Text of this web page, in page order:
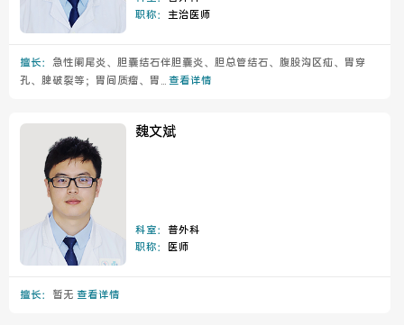
职称：主治医师
擅长： 急性阑尾炎、胆囊结石伴胆囊炎、胆总管结石、腹股沟区疝、胃穿
孔、脾破裂等；胃间质瘤、胃... 查看详情
魏文斌
科室：普外科
职称：
医师
擅长： 暂无 查看详情